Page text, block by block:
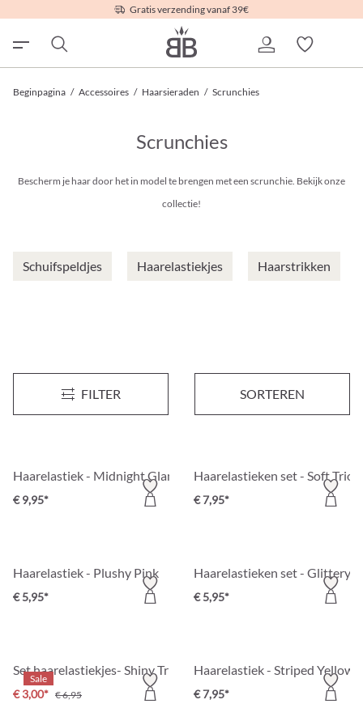
Gratis verzending vanaf 39€
Beginpagina / Accessoires / Haarsieraden / Scrunchies
Scrunchies
Bescherm je haar door het in model te brengen met een scrunchie. Bekijk onze
collectie!
Schuifspeldjes Haarelastiekjes Haarstrikken
FILTER SORTEREN
Haarelastiek - Striped Blue Haarelastiek - Cozy Leo
Haarelastiek - Midnight Glam
€ 9,95*
Haarelastieken set - Soft Trio
€ 7,95*
Haarelastiek - Plushy Pink
€ 5,95*
Haarelastieken set - Glittery
€ 5,95*
Sale
Set haarelastiekjes- Shiny Trio
€ 3,00* € 6,95
Haarelastiek - Striped Yellow
€ 7,95*